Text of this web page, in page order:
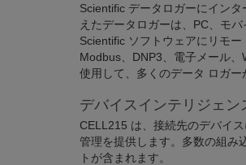
Scientific データロガーにイン
えたデータロガーは、PC、モ
Scientific ソフトウェアにリモー
Modbus、DNP3、電子メール
使用して、多くのデータ ロガー
デバイスインテリジェン
CELL215 は、接続先のデバイ
管理を提供します。多数の組み
トが含まれます。